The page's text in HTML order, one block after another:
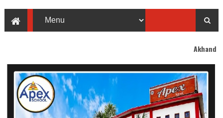
Akhand Bharat welcomes